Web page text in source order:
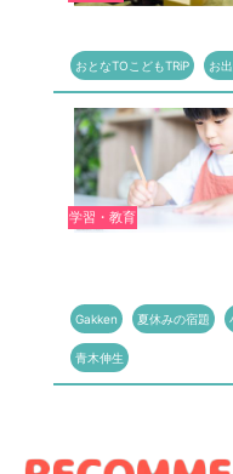
おとなTOこどもTRiP お
学習・教育
Gakken 夏休みの宿題
青木伸生